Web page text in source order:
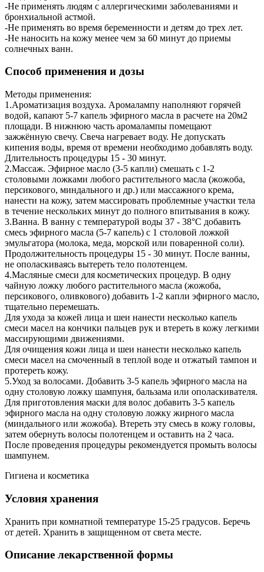
-Не применять людям с аллергическими заболеваниями и
бронхиальной астмой.
-Не применять во время беременности и детям до трех лет.
-Не наносить на кожу менее чем за 60 минут до приемы
солнечных ванн.
Способ применения и дозы
Методы применения:
1.Ароматизация воздуха. Аромалампу наполняют горячей
водой, капают 5-7 капель эфирного масла в расчете на 20м2
площади. В нижнюю часть аромалампы помещают
зажжённую свечу. Свеча нагревает воду. Не допускать
кипения воды, время от времени необходимо добавлять воду.
Длительность процедуры 15 - 30 минут.
2.Массаж. Эфирное масло (3-5 капли) смешать с 1-2
столовыми ложками любого растительного масла (жожоба,
персикового, миндального и др.) или массажного крема,
нанести на кожу, затем массировать проблемные участки тела
в течение нескольких минут до полного впитывания в кожу.
3.Ванна. В ванну с температурой воды 37 - 38°С добавить
смесь эфирного масла (5-7 капель) с 1 столовой ложкой
эмульгатора (молока, меда, морской или поваренной соли).
Продолжительность процедуры 15 - 30 минут. После ванны,
не ополаскиваясь вытереть тело полотенцем.
4.Масляные смеси для косметических процедур. В одну
чайную ложку любого растительного масла (жожоба,
персикового, оливкового) добавить 1-2 капли эфирного масло,
тщательно перемешать.
Для ухода за кожей лица и шеи нанести несколько капель
смеси масел на кончики пальцев рук и втереть в кожу легкими
массирующими движениями.
Для очищения кожи лица и шеи нанести несколько капель
смеси масел на смоченный в теплой воде и отжатый тампон и
протереть кожу.
5.Уход за волосами. Добавить 3-5 капель эфирного масла на
одну столовую ложку шампуня, бальзама или ополаскивателя.
Для приготовления маски для волос добавить 3-5 капель
эфирного масла на одну столовую ложку жирного масла
(миндального или жожоба). Втереть эту смесь в кожу головы,
затем обернуть волосы полотенцем и оставить на 2 часа.
После проведения процедуры рекомендуется промыть волосы
шампунем.
Гигиена и косметика
Условия хранения
Хранить при комнатной температуре 15-25 градусов. Беречь
от детей. Хранить в защищенном от света месте.
Описание лекарственной формы